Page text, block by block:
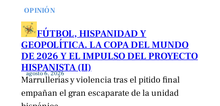
OPINIÓN
FÚTBOL, HISPANIDAD Y
GEOPOLÍTICA. LA COPA DEL MUNDO
DE 2026 Y EL IMPULSO DEL PROYECTO
HISPANISTA (II)
agosto 6, 2026
Marrullerías y violencia tras el pitido final
empañan el gran escaparate de la unidad